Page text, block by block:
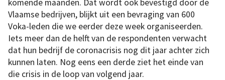
komende maanden. Dat wordt ook bevestigd door de
Vlaamse bedrijven, blijkt uit een bevraging van 600
Voka-leden die we eerder deze week organiseerden.
Iets meer dan de helft van de respondenten verwacht
dat hun bedrijf de coronacrisis nog dit jaar achter zich
kunnen laten. Nog eens een derde ziet het einde van
die crisis in de loop van volgend jaar.